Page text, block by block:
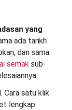
yang
ada tarikh
dan sama
semak sub-
. Cara satu klik
lengkap